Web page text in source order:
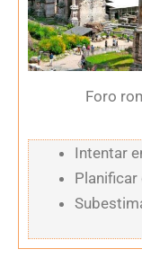
Foro
Intentar